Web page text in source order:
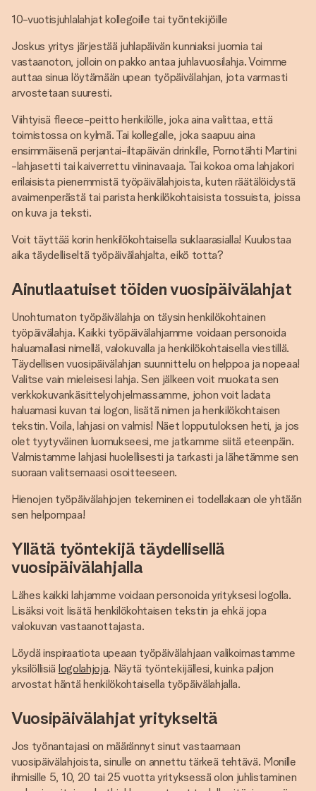
10-vuotisjuhlalahjat kollegoille tai työntekijöille
Joskus yritys järjestää juhlapäivän kunniaksi juomia tai
vastaanoton, jolloin on pakko antaa juhlavuosilahja. Voimme
auttaa sinua löytämään upean työpäivälahjan, jota varmasti
arvostetaan suuresti.
Viihtyisä fleece-peitto henkilölle, joka aina valittaa, että
toimistossa on kylmä. Tai kollegalle, joka saapuu aina
ensimmäisenä perjantai-iltapäivän drinkille, Pornotähti Martini
-lahjasetti tai kaiverrettu viininavaaja. Tai kokoa oma lahjakori
erilaisista pienemmistä työpäivälahjoista, kuten räätälöidystä
avaimenperästä tai parista henkilökohtaisista tossuista, joissa
on kuva ja teksti.
Voit täyttää korin henkilökohtaisella suklaarasialla! Kuulostaa
aika täydelliseltä työpäivälahjalta, eikö totta?
Ainutlaatuiset töiden vuosipäivälahjat
Unohtumaton työpäivälahja on täysin henkilökohtainen
työpäivälahja. Kaikki työpäivälahjamme voidaan personoida
haluamallasi nimellä, valokuvalla ja henkilökohtaisella viestillä.
Täydellisen vuosipäivälahjan suunnittelu on helppoa ja nopeaa!
Valitse vain mieleisesi lahja. Sen jälkeen voit muokata sen
verkkokuvankäsittelyohjelmassamme, johon voit ladata
haluamasi kuvan tai logon, lisätä nimen ja henkilökohtaisen
tekstin. Voila, lahjasi on valmis! Näet lopputuloksen heti, ja jos
olet tyytyväinen luomukseesi, me jatkamme siitä eteenpäin.
Valmistamme lahjasi huolellisesti ja tarkasti ja lähetämme sen
suoraan valitsemaasi osoitteeseen.
Hienojen työpäivälahjojen tekeminen ei todellakaan ole yhtään
sen helpompaa!
Yllätä työntekijä täydellisellä
vuosipäivälahjalla
Lähes kaikki lahjamme voidaan personoida yrityksesi logolla.
Lisäksi voit lisätä henkilökohtaisen tekstin ja ehkä jopa
valokuvan vastaanottajasta.
Löydä inspiraatiota upeaan työpäivälahjaan valikoimastamme
yksilöllisiä logolahjoja. Näytä työntekijällesi, kuinka paljon
arvostat häntä henkilökohtaisella työpäivälahjalla.
Vuosipäivälahjat yritykseltä
Jos työnantajasi on määrännyt sinut vastaamaan
vuosipäivälahjoista, sinulle on annettu tärkeä tehtävä. Monille
ihmisille 5, 10, 20 tai 25 vuotta yrityksessä olon juhlistaminen